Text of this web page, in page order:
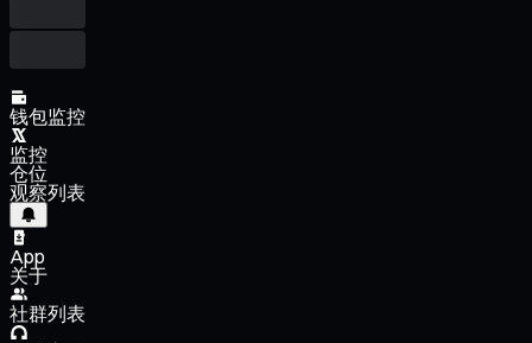
钱包监控
监控
仓位
观察列表
App
关于
社群列表